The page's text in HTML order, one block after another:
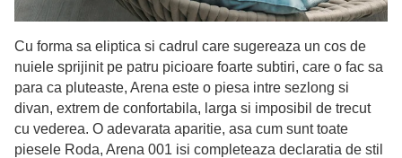
Cu forma sa eliptica si cadrul care sugereaza un cos de
nuiele sprijinit pe patru picioare foarte subtiri, care o fac sa
para ca pluteaste, Arena este o piesa intre sezlong si
divan, extrem de confortabila, larga si imposibil de trecut
cu vederea. O adevarata aparitie, asa cum sunt toate
piesele Roda, Arena 001 isi completeaza declaratia de stil